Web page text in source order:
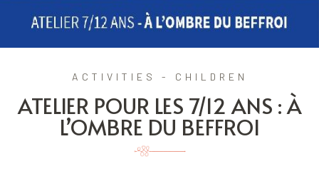
ACTIVITIES - CHILDREN
ATELIER POUR LES 7/12 ANS : À
L’OMBRE DU BEFFROI